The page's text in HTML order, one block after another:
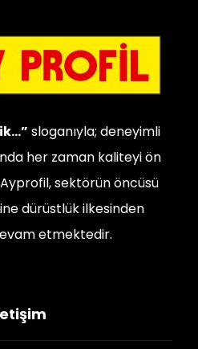
sloganıyla; deneyimli
her zaman kaliteyi ön
sektörün öncüsü
dürüstlük ilkesinden
etmektedir.